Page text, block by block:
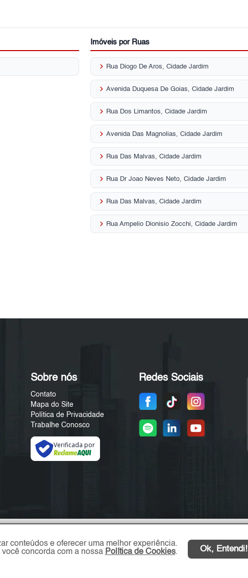
Imóveis por Ruas
keyboard_arrow_right Rua Diogo De Aros, Cidade Jardim
keyboard_arrow_right Avenida Duquesa De Goias, Cidade Jardim
keyboard_arrow_right Rua Dos Limantos, Cidade Jardim
keyboard_arrow_right Avenida Das Magnolias, Cidade Jardim
keyboard_arrow_right Rua Das Malvas, Cidade Jardim
keyboard_arrow_right Rua Dr Joao Neves Neto, Cidade Jardim
keyboard_arrow_right Rua Das Malvas, Cidade Jardim
keyboard_arrow_right Rua Ampelio Dionisio Zocchi, Cidade Jardim
Sobre nós
Contato
Mapa do Site
Política de Privacidade
Trabalhe Conosco
Verificada por
Redes Sociais
conteúdos e oferecer uma melhor experiência.
concorda com a nossa Política de Cookies. Ok, Entendi!